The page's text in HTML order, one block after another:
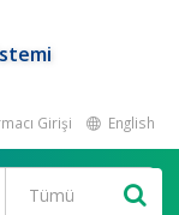
Girişi English